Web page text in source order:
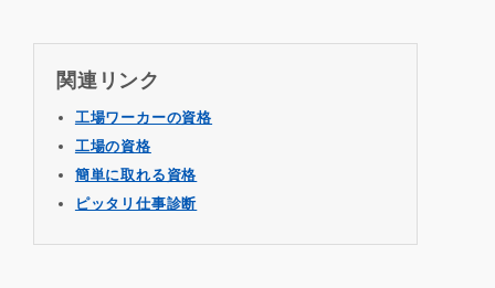
関連リンク
工場ワーカーの資格
工場の資格
簡単に取れる資格
ピッタリ仕事診断